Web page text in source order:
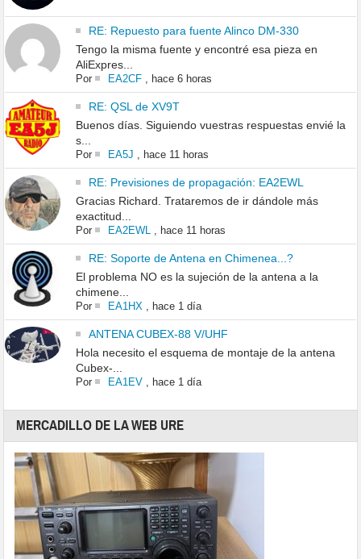
RE: Repuesto para fuente Alinco DM-330
Tengo la misma fuente y encontré esa pieza en
AliExpres...
Por EA2CF, hace 6 horas
RE: QSL de XV9T
Buenos días. Siguiendo vuestras respuestas envié la
s...
Por EA5J hace 11 horas
RE: Previsiones de propagación: EA2EWL
Gracias Richard. Trataremos de ir dándole más
exactitud...
Por EA2EWL hace 11 horas
RE: Soporte de Antena en Chimenea...?
El problema NO es la sujeción de la antena a la
chimene...
Por EA1HX hace 1 día
ANTENA CUBEX-88 V/UHF
Hola necesito el esquema de montaje de la antena
Cubex-...
Por EA1EV, hace 1 día
MERCADILLO DE LA WEB URE